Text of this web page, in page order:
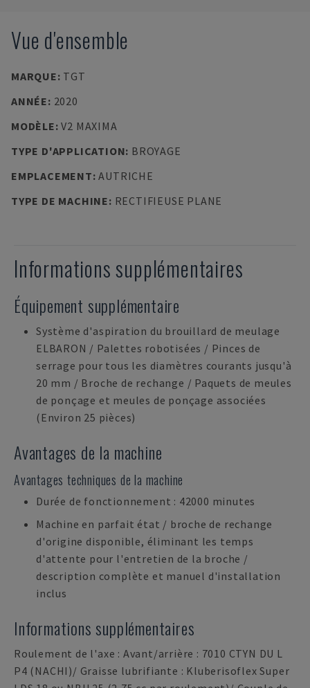
Vue d'ensemble
MARQUE: TGT
ANNÉE: 2020
MODÈLE:V2 MAXIMA
TYPE D'APPLICATION: BROYAGE
EMPLACEMENT:AUTRICHE
TYPE DE MACHINE: RECTIFIEUSE PLANE
Informations supplémentaires
Équipement supplémentaire
Système d'aspiration du brouillard de meulage
ELBARON / Palettes robotisées / Pinces de
serrage pour tous les diamètres courants jusqu'à
20 mm / Broche de rechange / Paquets de meules
de ponçage et meules de ponçage associées
(Environ 25 pièces)
Avantages de la machine
Avantages techniques de la machine
Durée de fonctionnement : 42000 minutes
Machine en parfait état / broche de rechange
d'origine disponible, éliminant les temps
d'attente pour l'entretien de la broche /
description complète et manuel d'installation
inclus
Informations supplémentaires
Roulement de l'axe : Avant/arrière : 7010 CTYN DU L
P4 (NACHI)/ Graisse lubrifiante : Kluberisoflex Super